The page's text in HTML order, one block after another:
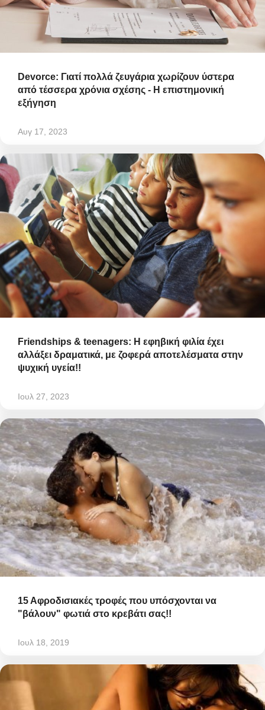
Devorce: Γιατί πολλά ζευγάρια χωρίζουν ύστερα
από τέσσερα χρόνια σχέσης - Η επιστημονική
εξήγηση
Αυγ 17, 2023
Friendships & teenagers: Η εφηβική φιλία έχει
αλλάξει δραματικά, με ζοφερά αποτελέσματα στην
ψυχική υγεία!!
Ιουλ 27, 2023
15 Αφροδισιακές τροφές που υπόσχονται να
"βάλουν" φωτιά στο κρεβάτι σας!!
Ιουλ 18, 2019